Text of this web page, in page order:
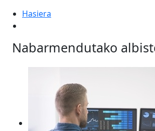
Hasiera
Nabarmendutako